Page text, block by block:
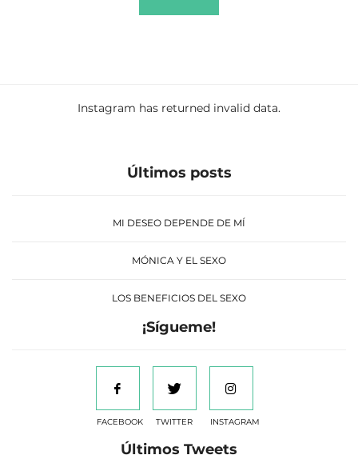
Instagram has returned invalid data.
Últimos posts
MI DESEO DEPENDE DE MÍ
MÓNICA Y EL SEXO
LOS BENEFICIOS DEL SEXO
¡Sígueme!
FACEBOOK TWITTER INSTAGRAM
Últimos Tweets